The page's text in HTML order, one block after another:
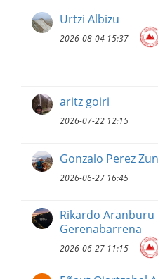
Urtzi Albizu
2026-08-04 15:37
aritz goiri
2026-07-22 12:15
Gonzalo Perez
2026-06-27 16:45
Rikardo Aranburu
Gerenabarrena
2026-06-27 11:15